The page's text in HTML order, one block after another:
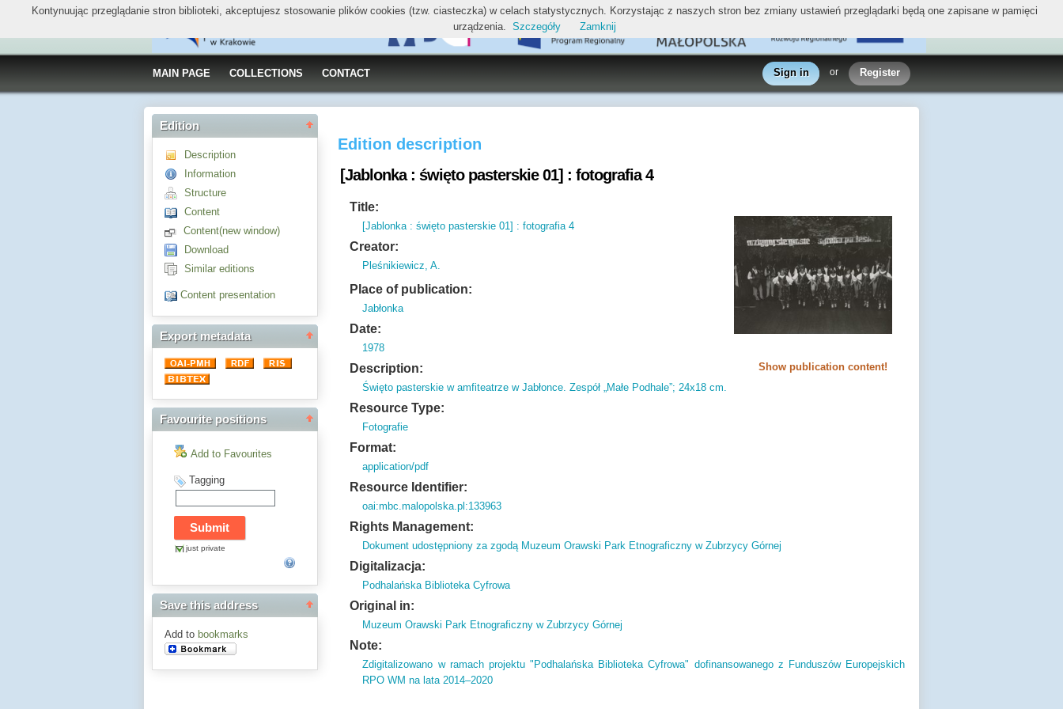
MAIN PAGE COLLECTIONS CONTACT Sign in or Register
Edition
Description
Information
Structure
Content
Content(new window)
Download
Similar editions
Content presentation
Export metadata
Favourite positions
Add to Favourites
Tagging
just private
Save this address
Add to bookmarks
Edition description
[Jablonka : święto pasterskie 01] : fotografia 4
Show publication content!
Title:
[Jablonka : święto pasterskie 01] : fotografia 4
Creator:
Pleśnikiewicz, A.
Place of publication:
Jabłonka
Date:
1978
Description:
Święto pasterskie w amfiteatrze w Jabłonce. Zespół „Małe Podhale”; 24x18 cm.
Resource Type:
Fotografie
Format:
application/pdf
Resource Identifier:
oai:mbc.malopolska.pl:133963
Rights Management:
Dokument udostępniony za zgodą Muzeum Orawski Park Etnograficzny w Zubrzycy Górnej
Digitalizacja:
Podhalańska Biblioteka Cyfrowa
Original in:
Muzeum Orawski Park Etnograficzny w Zubrzycy Górnej
Note:
Zdigitalizowano w ramach projektu "Podhalańska Biblioteka Cyfrowa" dofinansowanego z Funduszów Europejskich
RPO WM na lata 2014–2020
Kontynuując przeglądanie stron biblioteki, akceptujesz stosowanie plików cookies (tzw. ciasteczka) w celach statystycznych. Korzystając z naszych stron bez zmiany ustawień przeglądarki będą one zapisane w pamięci
urządzenia. Szczegóły Zamknij